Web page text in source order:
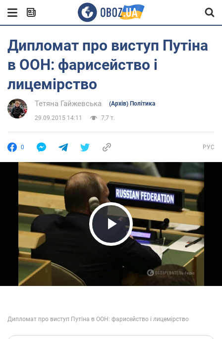
Дипломат про виступ Путіна
в ООН: фарисейство і
лицемірство
Тетяна Гайжевська (Архів) Політика
29.09.2015 14:11 7,7 т.
0 РУС
Play Video